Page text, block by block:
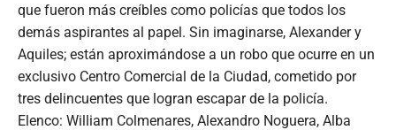
que fueron más creíbles como policías que todos los
demás aspirantes al papel. Sin imaginarse, Alexander y
Aquiles; están aproximándose a un robo que ocurre en un
exclusivo Centro Comercial de la Ciudad, cometido por
tres delincuentes que logran escapar de la policía.
Elenco: William Colmenares, Alexandro Noguera, Alba